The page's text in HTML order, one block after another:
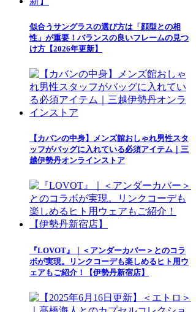
似合うサングラスの選び方は「顔型との相
性」が重要！バランスの良いフレームの見つ
け方【2026年更新】
【カバンの中身】メンズ館おしゃれ男性スタ
ッフがバッグに入れている必須アイテム｜三
越伊勢丹オンラインストア
『LOVOT』｜＜アンダーカバー＞とのコラ
ボが実現。リンクコーデも楽しめるヒト用ウ
ェアもご紹介！【伊勢丹新宿店】